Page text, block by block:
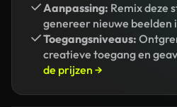
Aanpassing: Remix deze
genereer nieuwe beelden
Toegangsniveaus:
creatieve toegang en
de prijzen →